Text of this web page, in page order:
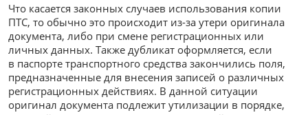
Что касается законных случаев использования копии
ПТС, то обычно это происходит из-за утери оригинала
документа, либо при смене регистрационных или
личных данных. Также дубликат оформляется, если
в паспорте транспортного средства закончились поля,
предназначенные для внесения записей о различных
регистрационных действиях. В данной ситуации
оригинал документа подлежит утилизации в порядке,